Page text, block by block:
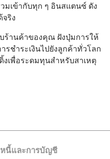
เข้ากับทุก ๆ อินสแตนซ์ ดัง
ริง
บร้านค้าของคุณ ฝังปุ่มการให้
ชำระเงินไปยังลูกค้าทั่วโลก
เพื่อระดมทุนสำหรับสาเหตุ
หนี้และการบัญชี